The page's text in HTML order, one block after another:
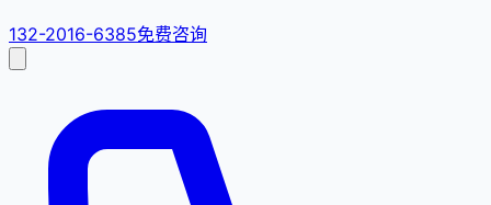
132-2016-6385免费咨询